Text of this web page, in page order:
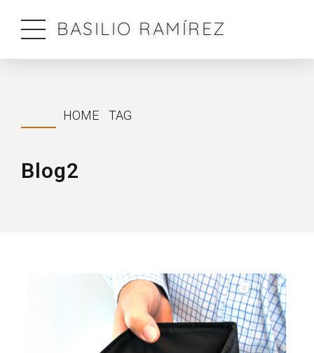
BASILIO RAMÍREZ
HOME TAG
Blog2